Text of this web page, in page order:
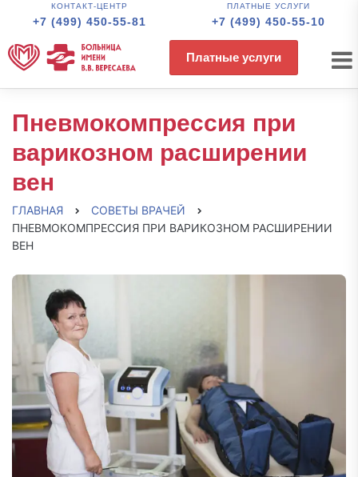
КОНТАКТ-ЦЕНТР
+7 (499) 450-55-81
ПЛАТНЫЕ УСЛУГИ
+7 (499) 450-55-10
Платные услуги
Пневмокомпрессия при
варикозном расширении
вен
ГЛАВНАЯ
СОВЕТЫ ВРАЧЕЙ
ПНЕВМОКОМПРЕССИЯ ПРИ ВАРИКОЗНОМ РАСШИРЕНИИ
ВЕН